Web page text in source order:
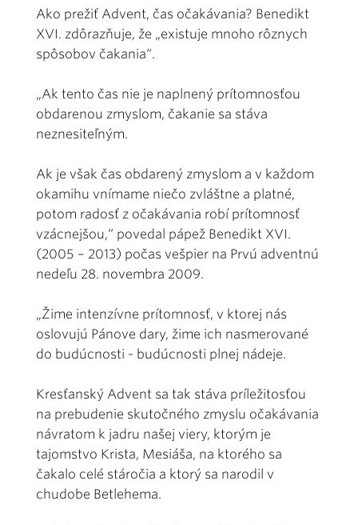
Ako prežiť Advent, čas očakávania? Benedikt
XVI. zdôrazňuje, že „existuje mnoho rôznych
spôsobov čakania“.
„Ak tento čas nie je naplnený prítomnosťou
obdarenou zmyslom, čakanie sa stáva
neznesiteľným.
Ak je však čas obdarený zmyslom a v každom
okamihu vnímame niečo zvláštne a platné,
potom radosť z očakávania robí prítomnosť
vzácnejšou,“ povedal pápež Benedikt XVI.
(2005 – 2013) počas vešpier na Prvú adventnú
nedeľu 28. novembra 2009.
„Žime intenzívne prítomnosť, v ktorej nás
oslovujú Pánove dary, žime ich nasmerované
do budúcnosti - budúcnosti plnej nádeje.
Kresťanský Advent sa tak stáva príležitosťou
na prebudenie skutočného zmyslu očakávania
návratom k jadru našej viery, ktorým je
tajomstvo Krista, Mesiáša, na ktorého sa
čakalo celé stáročia a ktorý sa narodil v
chudobe Betlehema.